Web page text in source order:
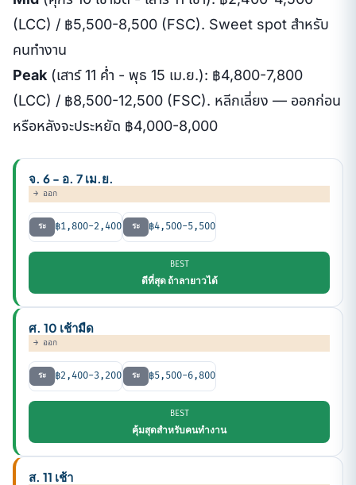
(LCC) / ฿5,500-8,500 (FSC). Sweet spot สำหรับ
คนทำงาน
Peak (เสาร์ 11 ค่ำ - พุธ 15 เม.ย.): ฿4,800-7,800
(LCC) / ฿8,500-12,500 (FSC). หลีกเลี่ยง — ออกก่อน
หรือหลังจะประหยัด ฿4,000-8,000
จ. 6 - อ. 7 เม.ย.
→ ออก
ระ ฿1,800-2,400 ระ ฿4,500-5,500
BEST
ดีที่สุด ถ้าลายาวได้
ศ. 10 เช้ามืด
→ ออก
ระ ฿2,400-3,200 ระ ฿5,500-6,800
BEST
คุ้มสุดสำหรับคนทำงาน
ส. 11 เช้า